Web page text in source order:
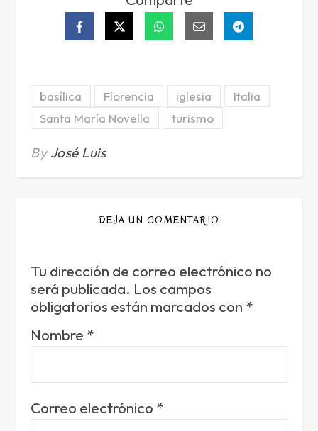
basílica Florencia iglesia
Italia
Santa María Novella
turismo
ByJosé Luis
DEJA UN COMENTARIO
Tu dirección de correo electrónico no
será publicada. Los campos
obligatorios están marcados con *
Nombre *
Correo electrónico *